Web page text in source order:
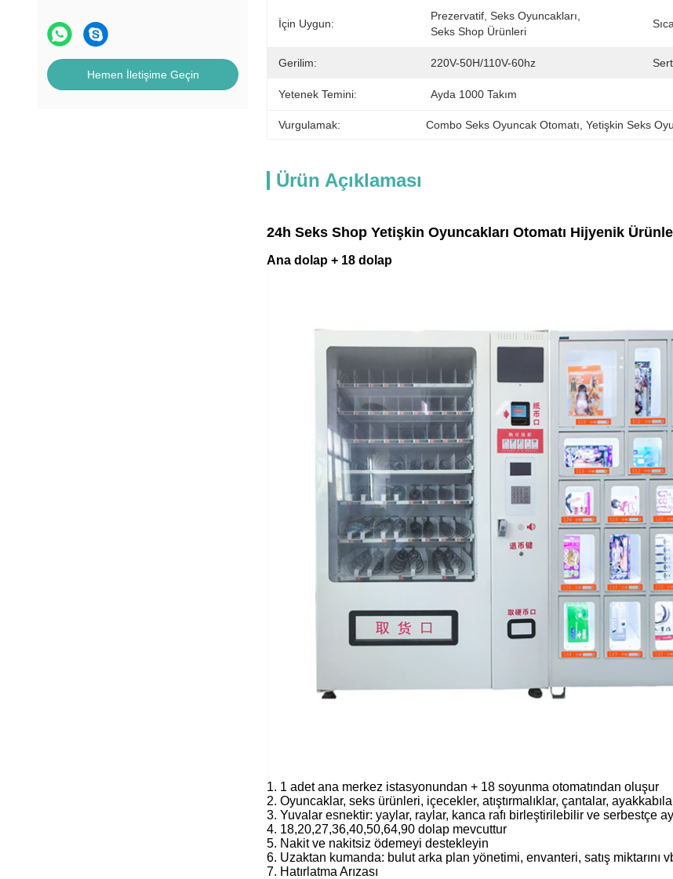
Hemen İletişime Geçin
İçin Uygun:
Prezervatif, Seks Oyuncakları,
Seks Shop Ürünleri
Gerilim: 220V-50H/110V-60hz
Yetenek Temini: Ayda 1000 Takım
Vurgulamak: Combo Seks Oyuncak Otomatı , Yetişkin Seks
Ürün Açıklaması
24h Seks Shop Yetişkin Oyuncakları Otomatı Hijyenik
Ana dolap + 18 dolap
1. 1 adet ana merkez istasyonundan + 18 soyunma otomatından oluşur
2. Oyuncaklar, seks ürünleri, içecekler, atıştırmalıklar, çantalar,
3. Yuvalar esnektir: yaylar, raylar, kanca rafı birleştirilebilir ve serbestçe
4. 18,20,27,36,40,50,64,90 dolap mevcuttur
5. Nakit ve nakitsiz ödemeyi destekleyin
6. Uzaktan kumanda: bulut arka plan yönetimi, envanteri, satış miktarını
7. Hatırlatma Arızası